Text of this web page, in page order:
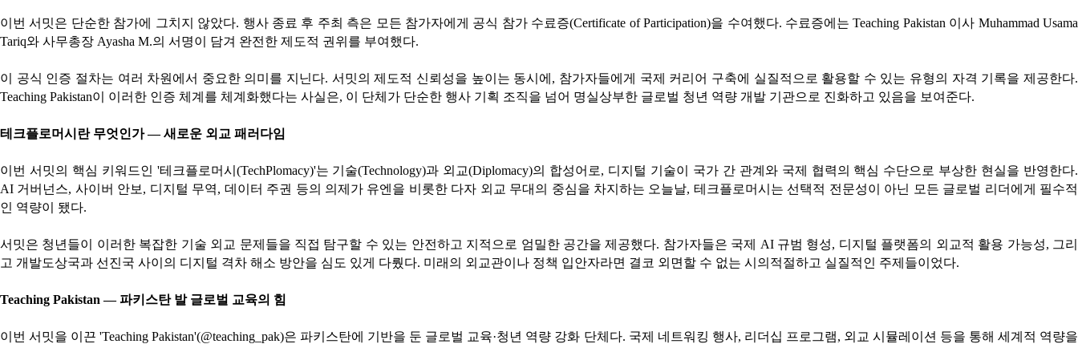
이번 서밋은 단순한 참가에 그치지 않았다. 행사 종료 후 주최 측은 모든 참가자에게 공식 참가 수료증(Certificate of Participation)을 수여했다. 수료증에는 Teaching Pakistan 이사 Muhammad Usama
Tariq와 사무총장 Ayasha M.의 서명이 담겨 완전한 제도적 권위를 부여했다.
이 공식 인증 절차는 여러 차원에서 중요한 의미를 지닌다. 서밋의 제도적 신뢰성을 높이는 동시에, 참가자들에게 국제 커리어 구축에 실질적으로 활용할 수 있는 유형의 자격 기록을 제공한다.
Teaching Pakistan이 이러한 인증 체계를 체계화했다는 사실은, 이 단체가 단순한 행사 기획 조직을 넘어 명실상부한 글로벌 청년 역량 개발 기관으로 진화하고 있음을 보여준다.
테크플로머시란 무엇인가 — 새로운 외교 패러다임
이번 서밋의 핵심 키워드인 '테크플로머시(TechPlomacy)'는 기술(Technology)과 외교(Diplomacy)의 합성어로, 디지털 기술이 국가 간 관계와 국제 협력의 핵심 수단으로 부상한 현실을 반영한다.
AI 거버넌스, 사이버 안보, 디지털 무역, 데이터 주권 등의 의제가 유엔을 비롯한 다자 외교 무대의 중심을 차지하는 오늘날, 테크플로머시는 선택적 전문성이 아닌 모든 글로벌 리더에게 필수적
인 역량이 됐다.
서밋은 청년들이 이러한 복잡한 기술 외교 문제들을 직접 탐구할 수 있는 안전하고 지적으로 엄밀한 공간을 제공했다. 참가자들은 국제 AI 규범 형성, 디지털 플랫폼의 외교적 활용 가능성, 그리
고 개발도상국과 선진국 사이의 디지털 격차 해소 방안을 심도 있게 다뤘다. 미래의 외교관이나 정책 입안자라면 결코 외면할 수 없는 시의적절하고 실질적인 주제들이었다.
Teaching Pakistan — 파키스탄 발 글로벌 교육의 힘
이번 서밋을 이끈 'Teaching Pakistan'(@teaching_pak)은 파키스탄에 기반을 둔 글로벌 교육·청년 역량 강화 단체다. 국제 네트워킹 행사, 리더십 프로그램, 외교 시뮬레이션 등을 통해 세계적 역량을